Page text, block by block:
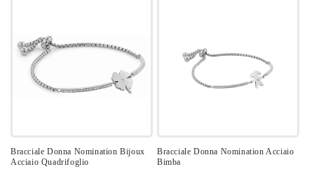
Bracciale Donna Nomination Bijoux
Acciaio Quadrifoglio
Bracciale Donna Nomination Acciaio
Bimba